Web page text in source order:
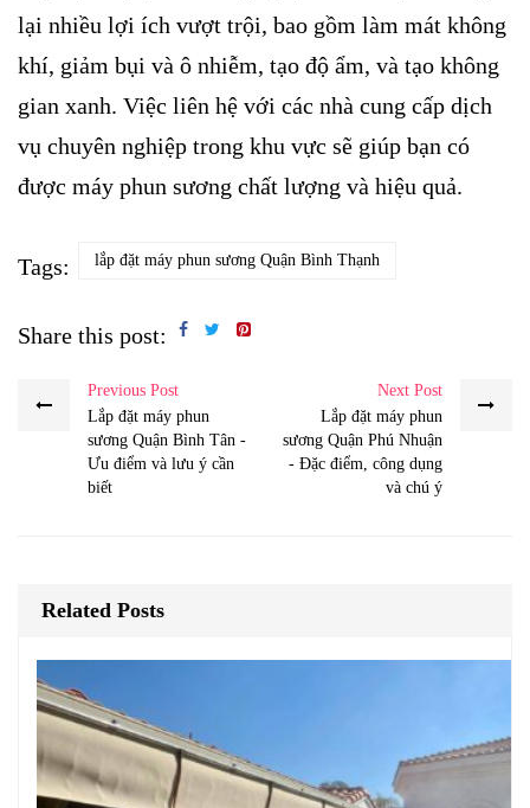
lại nhiều lợi ích vượt trội, bao gồm làm mát không
khí, giảm bụi và ô nhiễm, tạo độ ẩm, và tạo không
gian xanh. Việc liên hệ với các nhà cung cấp dịch
vụ chuyên nghiệp trong khu vực sẽ giúp bạn có
được máy phun sương chất lượng và hiệu quả.
Tags: lắp đặt máy phun sương Quận Bình Thạnh
Share this post:
Previous Post
Lắp đặt máy phun
sương Quận Bình Tân -
Ưu điểm và lưu ý cần
biết
Next Post
Lắp đặt máy phun
sương Quận Phú Nhuận
- Đặc điểm, công dụng
và chú ý
Related Posts